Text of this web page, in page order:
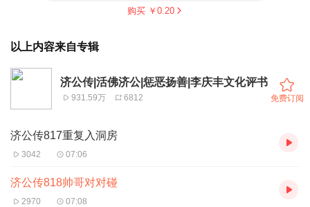
购买 ￥ 0.20
以上内容来自专辑
济公传|活佛济公|惩恶扬善|李庆丰文化评书
931.59万 6812 免费订阅
济公传817重复入洞房
3042 07:06
济公传818帅哥对对碰
2970 07:08